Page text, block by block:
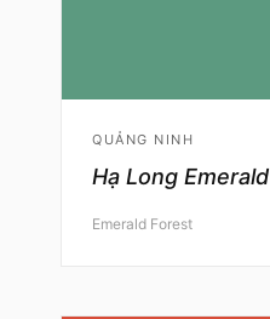
QUẢNG NINH
Hạ Long Emerald
Emerald Forest